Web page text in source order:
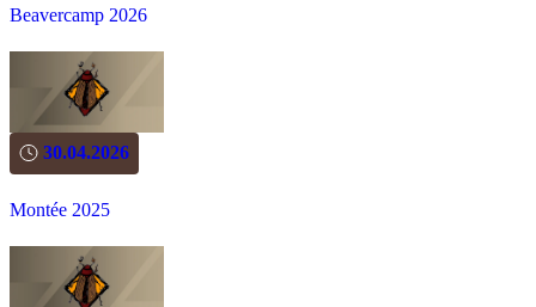
Beavercamp 2026
30.04.2026
Montée 2025